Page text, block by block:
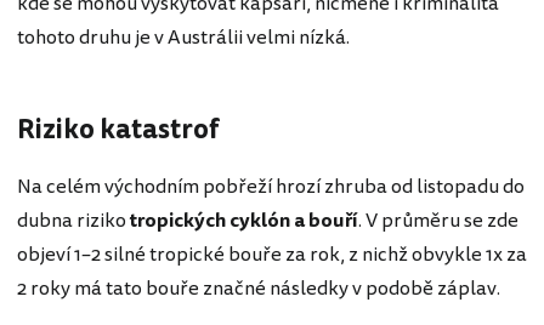
tohoto druhu je v Austrálii velmi nízká.
Riziko katastrof
Na celém východním pobřeží hrozí zhruba od listopadu do
dubna rizikotropických cyklón a bouří. V průměru se zde
objeví 1–2 silné tropické bouře za rok, z nichž obvykle 1x za
2 roky má tato bouře značné následky v podobě záplav.